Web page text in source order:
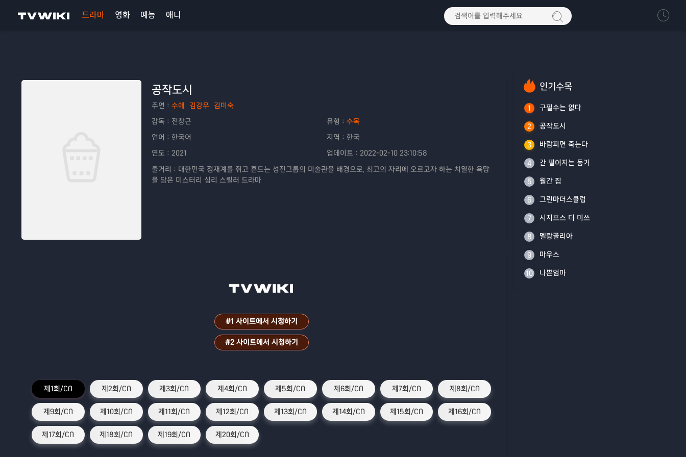
드라마 영화 예능 애니
공작도시
주연： 수애 김강우 김미숙
감독： 전창근 유형： 수목
언어： 한국어 지역： 한국
연도： 2021 업데이트： 2022-02-10 23:10:58
줄거리： 대한민국 정재계를 쥐고 흔드는 성진그룹의 미술관을 배경으로, 최고의 자리에 오르고자 하는 치열한 욕망
을 담은 미스터리 심리 스릴러 드라마
#1 사이트에서 시청하기
#2 사이트에서 시청하기
제1회/CN 제2회/CN 제3회/CN 제4회/CN 제5회/CN 제6회/CN 제7회/CN 제8회/CN
제9회/CN 제10회/CN 제11회/CN 제12회/CN 제13회/CN 제14회/CN 제15회/CN 제16회/CN
제17회/CN 제18회/CN 제19회/CN 제20회/CN
인기수목
1 구필수는 없다
2 공작도시
3 바람피면 죽는다
4 간 떨어지는 동거
5 월간 집
6 그린마더스클럽
7 시지프스 더 미쓰
8 멜랑꼴리아
9 마우스
10 나쁜엄마